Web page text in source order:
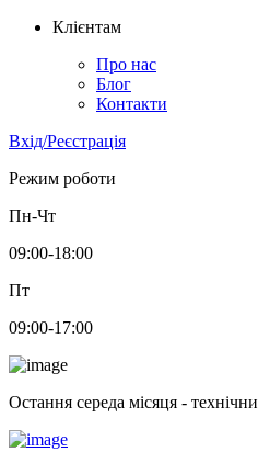
Клієнтам
Про нас
Блог
Контакти
Вхід/Реєстрація
Режим роботи
Пн-Чт
09:00-18:00
Пт
09:00-17:00
Остання середа місяця -